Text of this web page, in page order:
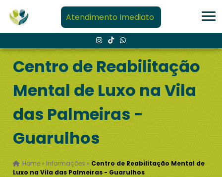
Atendimento Imediato
Centro de Reabilitação
Mental de Luxo na Vila
das Palmeiras -
Guarulhos
Home » Informações » Centro de Reabilitação Mental de
Luxo na Vila das Palmeiras - Guarulhos